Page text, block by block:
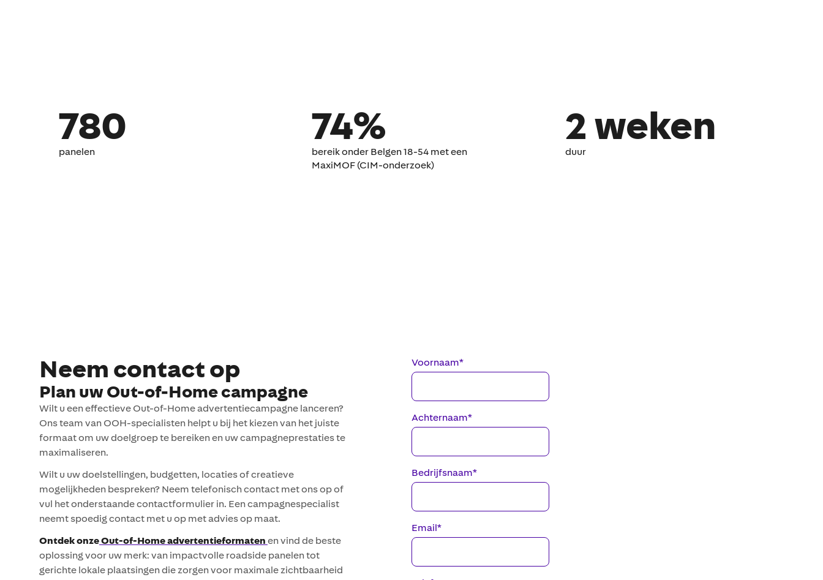
780
panelen
74%
bereik onder Belgen 18-54 met een
MaxiMOF (CIM-onderzoek)
2 weken
duur
Neem contact op
Plan uw Out-of-Home campagne
Wilt u een effectieve Out-of-Home advertentiecampagne lanceren?
Ons team van OOH-specialisten helpt u bij het kiezen van het juiste
formaat om uw doelgroep te bereiken en uw campagneprestaties te
maximaliseren.
Wilt u uw doelstellingen, budgetten, locaties of creatieve
mogelijkheden bespreken? Neem telefonisch contact met ons op of
vul het onderstaande contactformulier in. Een campagnespecialist
neemt spoedig contact met u op met advies op maat.
Ontdek onzeOut-of-Home advertentieformaten en vind de beste
oplossing voor uw merk: van impactvolle roadside panelen tot
gerichte lokale plaatsingen die zorgen voor maximale zichtbaarheid
Voornaam*
Achternaam*
Bedrijfsnaam*
Email*